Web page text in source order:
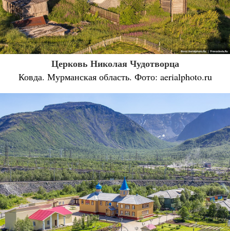
Церковь Николая Чудотворца
Ковда. Мурманская область. Фото: aerialphoto.ru